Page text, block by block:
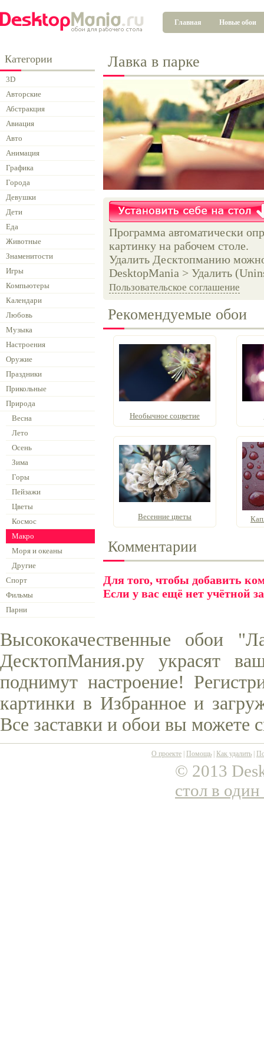
Главная Новые обои
Категории
3D
Авторские
Абстракция
Авиация
Авто
Анимация
Графика
Города
Девушки
Дети
Еда
Животные
Знаменитости
Игры
Компьютеры
Календари
Любовь
Музыка
Настроения
Оружие
Праздники
Прикольные
Природа
Весна
Лето
Осень
Зима
Горы
Пейзажи
Цветы
Космос
Макро
Моря и океаны
Другие
Спорт
Фильмы
Парни
Лавка в парке
Программа автоматически
картинку на рабочем столе.
Удалить Десктопманию
DesktopMania > Удалить
Пользовательское соглашение
Рекомендуемые обои
Необычное соцветие
Весенние цветы
Комментарии
Для того, чтобы добавить
Если у вас ещё нет учётной
Высококачественные обои
ДесктопМания.ру украсят
поднимут настроение!
картинки в Избранное и
Все заставки и обои вы можете
О проекте Помощь Как удалить
© 2013
стол в